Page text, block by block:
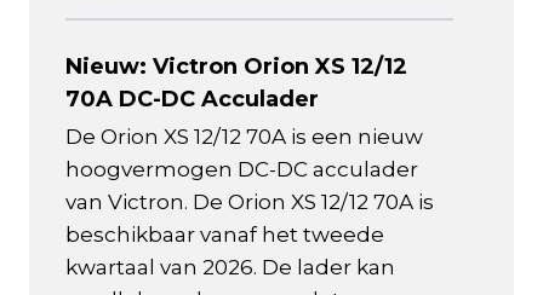
Nieuw: Victron Orion XS 12/12
70A DC-DC Acculader
De Orion XS 12/12 70A is een nieuw
hoogvermogen DC-DC acculader
van Victron. De Orion XS 12/12 70A is
beschikbaar vanaf het tweede
kwartaal van 2026. De lader kan